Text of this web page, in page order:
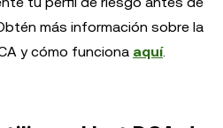
más información sobre la
y cómo funciona aquí.